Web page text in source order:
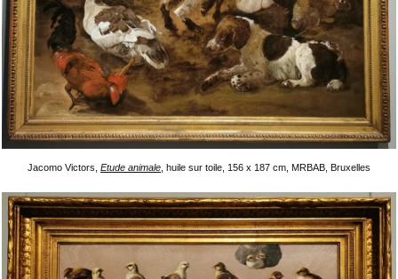
Jacomo Victors, Etude animale , huile sur toile, 156 x 187 cm, MRBAB, Bruxelles